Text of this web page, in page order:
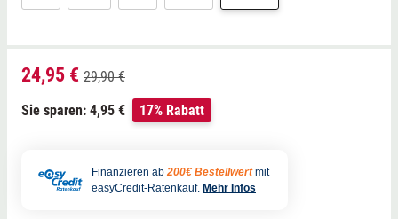
24,95 € 29,90 €
Sie sparen: 4,95 €
17% Rabatt
Finanzieren ab 200€ Bestellwert mit
easyCredit-Ratenkauf. Mehr Infos